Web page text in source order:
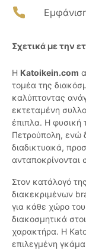
Σχετικά με την
Η Katoikein.com
τομέα της
καλύπτοντας
εκτεταμένη
έπιπλα. Η φυσική
Πετρούπολη, ενώ
διαδικτυακά,
ανταποκρίνονται
Στον κατάλογό
διακεκριμένων
για κάθε χώρο
διακοσμητικά
χαρακτήρα. Η
επιλεγμένη